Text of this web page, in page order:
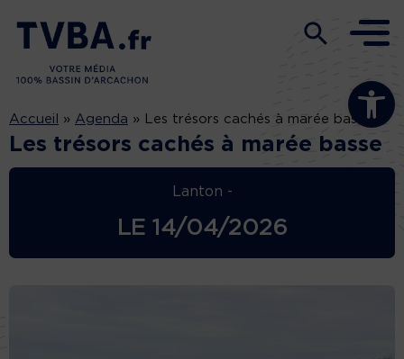
Ouvrir la
Accueil » Agenda » Les trésors cachés à marée basse
Les trésors cachés à marée basse
Lanton -
LE 14/04/2026